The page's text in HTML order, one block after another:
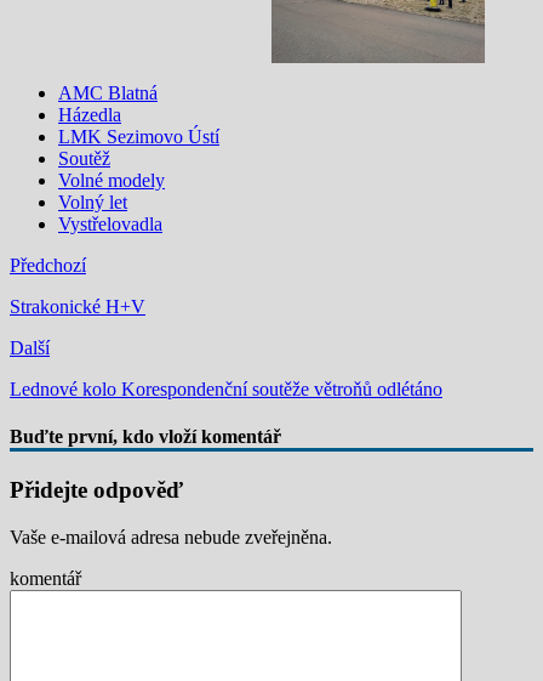
AMC Blatná
Házedla
LMK Sezimovo Ústí
Soutěž
Volné modely
Volný let
Vystřelovadla
Předchozí
Strakonické H+V
Další
Lednové kolo Korespondenční soutěže větroňů odlétáno
Buďte první, kdo vloží komentář
Přidejte odpověď
Vaše e-mailová adresa nebude zveřejněna.
komentář